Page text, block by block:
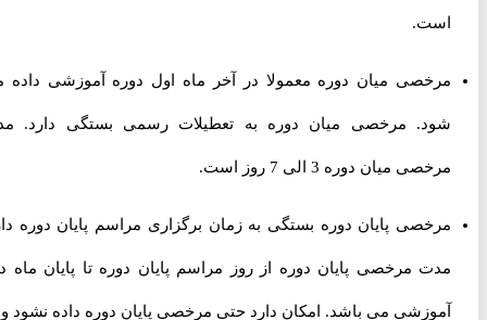
است.
مرخصی میان دوره معمولا در آخر ماه اول دوره آموزشی داده می
شود. مرخصی میان دوره به تعطیلات رسمی بستگی دارد. مدت
مرخصی میان دوره 3 الی 7 روز است.
مرخصی پایان دوره بستگی به زمان برگزاری مراسم پایان دوره دارد.
مدت مرخصی پایان دوره از روز مراسم پایان دوره تا پایان ماه دوم
آموزشی می باشد. امکان دارد حتی مرخصی پایان دوره داده نشود ولی